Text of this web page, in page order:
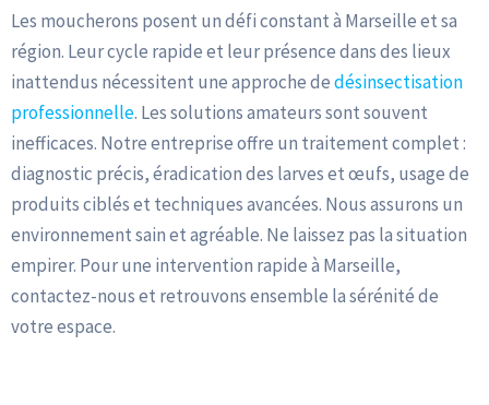
Les moucherons posent un défi constant à Marseille et sa
région. Leur cycle rapide et leur présence dans des lieux
inattendus nécessitent une approche dedésinsectisation
professionnelle. Les solutions amateurs sont souvent
inefficaces. Notre entreprise offre un traitement complet :
diagnostic précis, éradication des larves et œufs, usage de
produits ciblés et techniques avancées. Nous assurons un
environnement sain et agréable. Ne laissez pas la situation
empirer. Pour une intervention rapide à Marseille,
contactez-nous et retrouvons ensemble la sérénité de
votre espace.